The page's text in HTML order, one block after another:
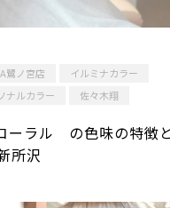
鷺ノ宮店
イルミナカラー
ナルカラー 佐々木翔
ーラル の色味の特徴
所沢